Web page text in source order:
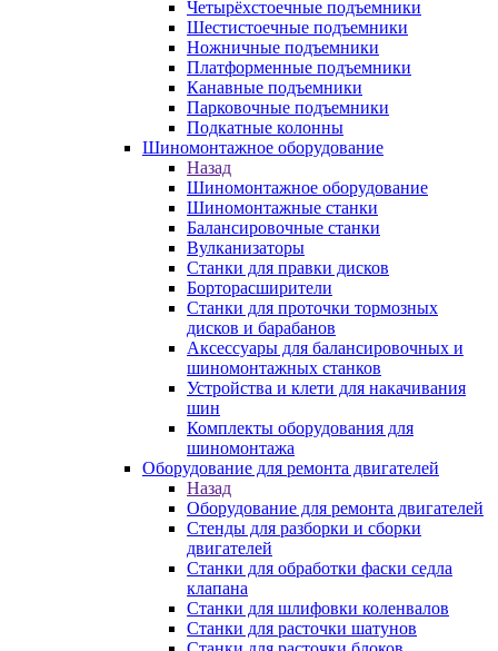
Четырёхстоечные подъемники
Шестистоечные подъемники
Ножничные подъемники
Платформенные подъемники
Канавные подъемники
Парковочные подъемники
Подкатные колонны
Шиномонтажное оборудование
Назад
Шиномонтажное оборудование
Шиномонтажные станки
Балансировочные станки
Вулканизаторы
Станки для правки дисков
Борторасширители
Станки для проточки тормозных
дисков и барабанов
Аксессуары для балансировочных и
шиномонтажных станков
Устройства и клети для накачивания
шин
Комплекты оборудования для
шиномонтажа
Оборудование для ремонта двигателей
Назад
Оборудование для ремонта двигателей
Стенды для разборки и сборки
двигателей
Станки для обработки фаски седла
клапана
Станки для шлифовки коленвалов
Станки для расточки шатунов